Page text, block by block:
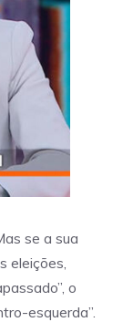
se a sua
eleições,
o
esquerda”.